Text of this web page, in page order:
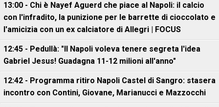
13:00 - Chi è Nayef Aguerd che piace al Napoli: il calcio
con l'infradito, la punizione per le barrette di cioccolato e
l'amicizia con un ex calciatore di Allegri | FOCUS
12:45 - Pedullà: "Il Napoli voleva tenere segreta l'idea
Gabriel Jesus! Guadagna 11-12 milioni all'anno"
12:42 - Programma ritiro Napoli Castel di Sangro: stasera
incontro con Contini, Giovane, Marianucci e Mazzocchi